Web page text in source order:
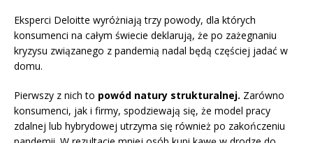
Eksperci Deloitte wyróżniają trzy powody, dla których
konsumenci na całym świecie deklarują, że po zażegnaniu
kryzysu związanego z pandemią nadal będą częściej jadać w
domu.
Pierwszy z nich to powód natury strukturalnej. Zarówno
konsumenci, jak i firmy, spodziewają się, że model pracy
zdalnej lub hybrydowej utrzyma się również po zakończeniu